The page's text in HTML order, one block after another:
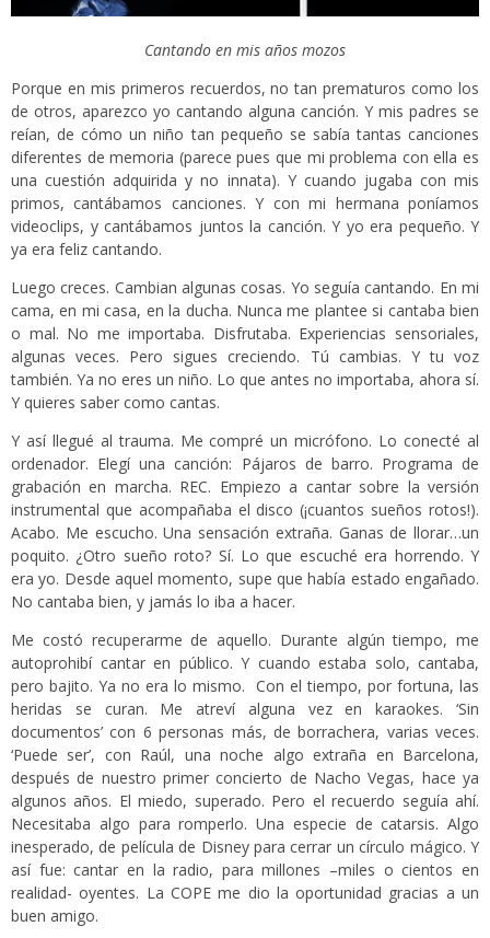
Cantando en mis años mozos
Porque en mis primeros recuerdos, no tan prematuros como los
de otros, aparezco yo cantando alguna canción. Y mis padres se
reían, de cómo un niño tan pequeño se sabía tantas canciones
diferentes de memoria (parece pues que mi problema con ella es
una cuestión adquirida y no innata). Y cuando jugaba con mis
primos, cantábamos canciones. Y con mi hermana poníamos
videoclips, y cantábamos juntos la canción. Y yo era pequeño. Y
ya era feliz cantando.
Luego creces. Cambian algunas cosas. Yo seguía cantando. En mi
cama, en mi casa, en la ducha. Nunca me plantee si cantaba bien
o mal. No me importaba. Disfrutaba. Experiencias sensoriales,
algunas veces. Pero sigues creciendo. Tú cambias. Y tu voz
también. Ya no eres un niño. Lo que antes no importaba, ahora sí.
Y quieres saber como cantas.
Y así llegué al trauma. Me compré un micrófono. Lo conecté al
ordenador. Elegí una canción: Pájaros de barro. Programa de
grabación en marcha. REC. Empiezo a cantar sobre la versión
instrumental que acompañaba el disco (¡cuantos sueños rotos!).
Acabo. Me escucho. Una sensación extraña. Ganas de llorar…un
poquito. ¿Otro sueño roto? Sí. Lo que escuché era horrendo. Y
era yo. Desde aquel momento, supe que había estado engañado.
No cantaba bien, y jamás lo iba a hacer.
Me costó recuperarme de aquello. Durante algún tiempo, me
autoprohibí cantar en público. Y cuando estaba solo, cantaba,
pero bajito. Ya no era lo mismo. Con el tiempo, por fortuna, las
heridas se curan. Me atreví alguna vez en karaokes. ‘Sin
documentos’ con 6 personas más, de borrachera, varias veces.
‘Puede ser’, con Raúl, una noche algo extraña en Barcelona,
después de nuestro primer concierto de Nacho Vegas, hace ya
algunos años. El miedo, superado. Pero el recuerdo seguía ahí.
Necesitaba algo para romperlo. Una especie de catarsis. Algo
inesperado, de película de Disney para cerrar un círculo mágico. Y
así fue: cantar en la radio, para millones –miles o cientos en
realidad- oyentes. La COPE me dio la oportunidad gracias a un
buen amigo.